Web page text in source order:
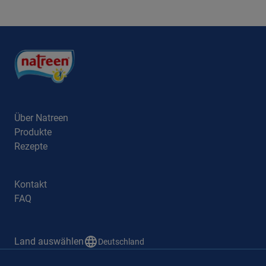
Über Natreen
Produkte
Rezepte
Kontakt
FAQ
Land auswählen Deutschland